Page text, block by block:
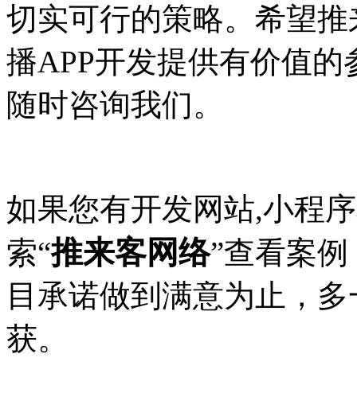
切实可行的策略。希望
播APP开发提供有价值
随时咨询我们。
如果您有开发网站,小程
索“推来客网络”查看案
目承诺做到满意为止，
获。